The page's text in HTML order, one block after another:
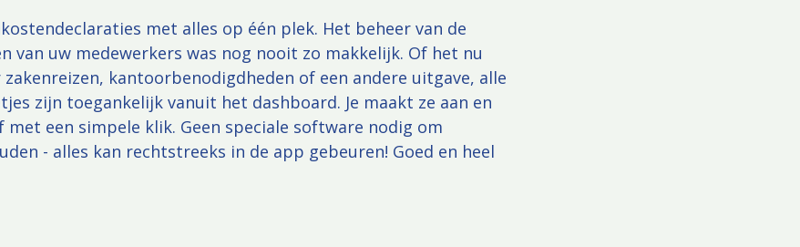
met alles op één plek. Het beheer van de
van uw medewerkers was nog nooit zo makkelijk. Of het nu
kantoorbenodigdheden of een andere uitgave, alle
zijn toegankelijk vanuit het dashboard. Je maakt ze aan en
met een simpele klik. Geen speciale software nodig om
- alles kan rechtstreeks in de app gebeuren! Goed en heel